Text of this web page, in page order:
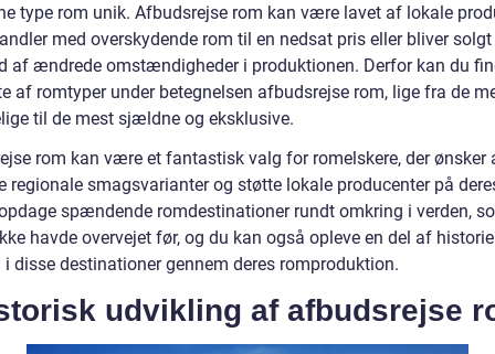
type rom unik. Afbudsrejse rom kan være lavet af lokale
med overskydende rom til en nedsat pris eller bliver
af ændrede omstændigheder i produktionen. Derfor kan du
af romtyper under betegnelsen afbudsrejse rom, lige fra de
til de mest sjældne og eksklusive.
rom kan være et fantastisk valg for romelskere, der ønsker
regionale smagsvarianter og støtte lokale producenter på
spændende romdestinationer rundt omkring i verden,
havde overvejet før, og du kan også opleve en del af
i disse destinationer gennem deres romproduktion.
udvikling af afbudsrejse